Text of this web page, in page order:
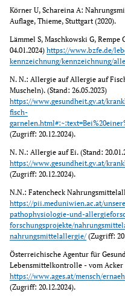
Körner U, Schareina A:
Auflage, Thieme, Stuttgart (2020).
Lämmel S, Maschkowski G,
04.01.2024) https://www.bzfe.de/
kennzeichnung/kennzeichnung/
N. N.: Allergie auf Allergie auf
https://www.gesundheit.gv.at/
fisch-
(Zugriff: 20.12.2024).
https://www.gesundheit.gv.at/
(Zugriff: 20.12.2024).
https://pii.meduniwien.ac.at/
pathophysiologie-und-
forschungsprojekte/
nahrungsmittelallergie/ (Zugriff:
Österreichische Agentur für
https://www.ages.at/mensch/
(Zugriff: 20.12.2024).